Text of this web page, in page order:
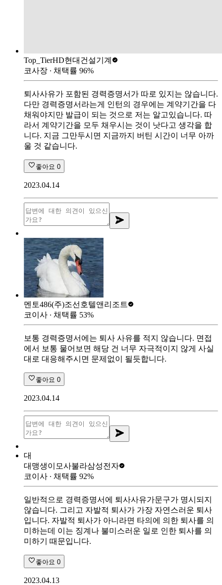
Top_TierHD현대건설기계
코사장 ∙ 채택률 96%
퇴사사유가 포함된 경력증명서가 따로 있지는 않습니다.
다만 경력증명서라는게 인턴의 경우에는 계약기간을 다
채워야지만 발급이 되는 것으로 저는 알고있습니다. 따
라서 계약기간을 모두 채우시는 것이 낫다고 생각을 합
니다. 지금 그만두시면 지금까지 버틴 시간이 너무 아까
울 것 같습니다.
좋아요 0
2023.04.14
멘토486(주)조선호텔앤리조트
코이사 ∙ 채택률 53%
보통 경력증명서에는 퇴사 사유를 적지 않습니다. 면접
에서 보통 물어보면 해당 건 너무 자극적이지 않게 사실
대로 대응해주시면 문제없이 될듯합니다.
좋아요 0
2023.04.14
대
대맹생이모사불라삼성전자
코이사 ∙ 채택률 92%
일반적으로 경력증명서에 퇴사사유가문구가 명시되지
않습니다. 그리고 자발적 퇴사가 가장 자연스러운 퇴사
입니다. 자발적 퇴사가 아니라면 타의에 의한 퇴사를 의
미하는데 이는 징계나 불미스러운 일로 인한 퇴사를 의
미하기 때문입니다.
좋아요 0
2023.04.13